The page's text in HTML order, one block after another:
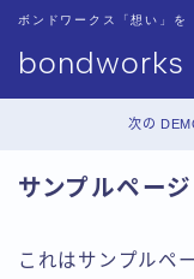
bondworks
ボンドワークス「想い」を
Thank You
サンプルページ
次の
サンプルページ
これはサンプルペ